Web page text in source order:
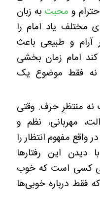
و محبت به زبان
مختلف یاد امام را
آرام و طبیعی باعث
امام زمان بخشی
نه فقط موضوع یک
منتظرِ حرف. وقتی
مهربانی، نظم و
واقع مفهوم انتظار را
دیدن این رفتارها
کسی است که خوب
فقط درباره خوبی‌ها